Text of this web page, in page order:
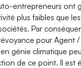
entrepreneurs ont
plus faibles que
Par
pour Agent
génie climatique
de ce point. Il est